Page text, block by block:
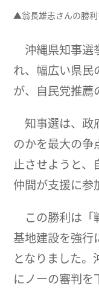
▲翁長雄志さんの勝
沖縄県知事選
れ、幅広い県民
が、自民党推薦
知事選は、政
のかを最大の争
止させようと、
仲間が支援に参
この勝利は「
基地建設を強行
となりました
にノーの審判を